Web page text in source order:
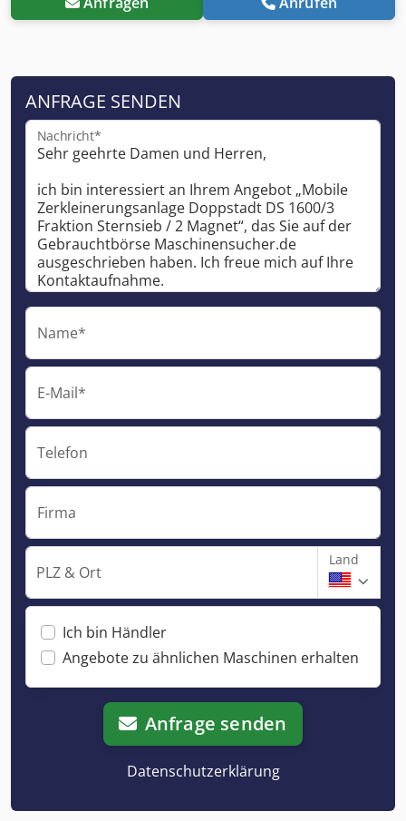
ANFRAGE SENDEN
Nachricht*
Name*
E-Mail*
Telefon
Firma
PLZ & Ort
Land
Ich bin Händler
Angebote zu ähnlichen Maschinen erhalten
Anfrage senden
Datenschutzerklärung